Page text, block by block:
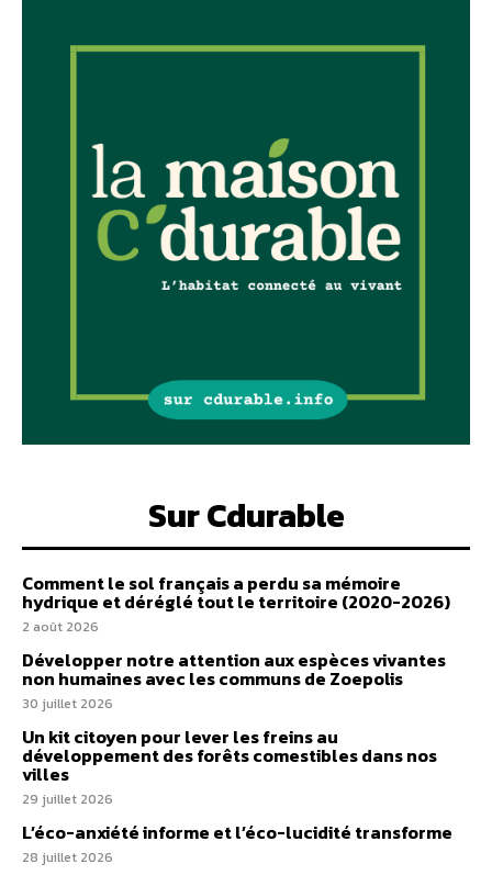
Sur Cdurable
Comment le sol français a perdu sa mémoire
hydrique et déréglé tout le territoire (2020-2026)
2 août 2026
Développer notre attention aux espèces vivantes
non humaines avec les communs de Zoepolis
30 juillet 2026
Un kit citoyen pour lever les freins au
développement des forêts comestibles dans nos
villes
29 juillet 2026
L’éco-anxiété informe et l’éco-lucidité transforme
28 juillet 2026